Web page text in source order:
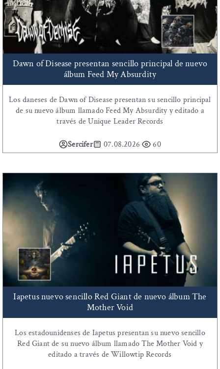
Dawn of Disease presentan sencillo principal de nuevo
álbum Feed My Absurdity
Los daneses de Dawn of Disease presentan su sencillo principal
de su nuevo álbum llamado Feed My Absurdity y editado a
través de Unique Leader Records
Sercifer 07.08.2026 60
Iapetus nuevo sencillo Red Giant de nuevo álbum The
Mother Void
Los estadounidenses de Iapetus presentan su nuevo sencillo
Red Giant de su nuevo álbum llamado The Mother Void y
editado a través de Willowtip Records